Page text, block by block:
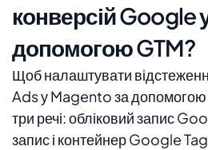
конверсій Google
допомогою GTM?
Щоб налаштувати
Ads у Magento за допомогою
три речі: обліковий запис
запис і контейнер Google